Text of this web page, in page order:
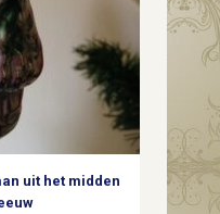
uit het midden